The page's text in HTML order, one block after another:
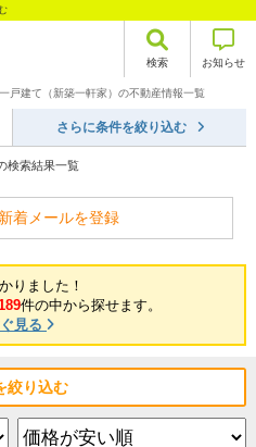
検索 お知らせ
戸建て（新築一軒家）の不動産情報一覧
さらに条件を絞り込む
検索結果一覧
着メールを登録
りました！
件の中から探せます。
見る
絞り込む